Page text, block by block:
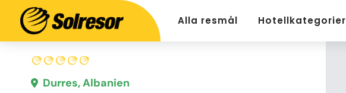
Alla resmål Hotellkategorier
Durres, Albanien